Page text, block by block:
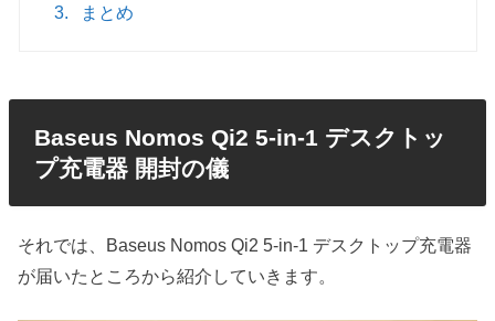
3. まとめ
Baseus Nomos Qi2 5-in-1 デスクトッ
プ充電器 開封の儀
それでは、Baseus Nomos Qi2 5-in-1 デスクトップ充電器
が届いたところから紹介していきます。